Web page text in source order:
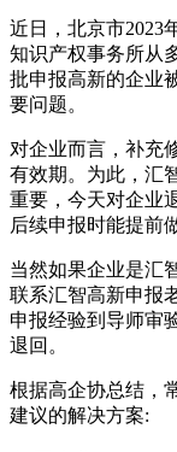
近日，北京市2023
知识产权事务所从
批申报高新的企业
要问题。
对企业而言，补充
有效期。为此，汇
重要，今天对企业
后续申报时能提前
当然如果企业是汇
联系汇智高新申报
申报经验到导师审
退回。
根据高企协总结，
建议的解决方案: